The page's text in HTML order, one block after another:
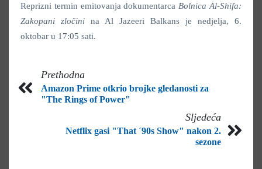
Reprizni termin emitovanja dokumentarca Bolnica Al-Shifa:
Zakopani zločini na Al Jazeeri Balkans je nedjelja, 6.
oktobar u 17:05 sati.
Prethodna
Amazon Prime otkrio brojke gledanosti za
"The Rings of Power"
Sljedeća
Netflix gasi "That ´90s Show" nakon 2.
sezone